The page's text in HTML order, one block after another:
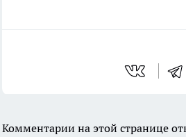
Комментарии на этой странице